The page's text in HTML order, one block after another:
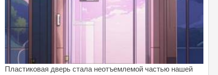
Пластиковая дверь стала неотъемлемой частью нашей